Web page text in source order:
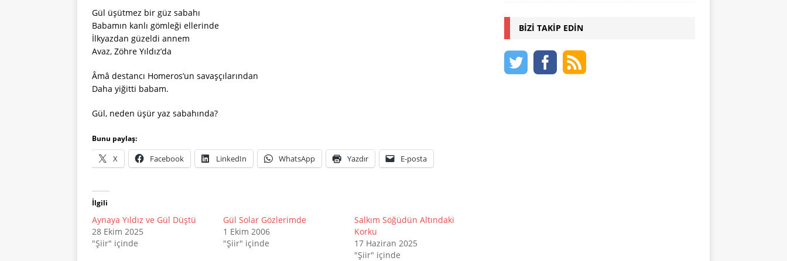
Gül üşütmez bir güz sabahı
Babamın kanlı gömleği ellerinde
İlkyazdan güzeldi annem
Avaz, Zöhre Yıldız’da
Âmâ destancı Homeros’un savaşçılarından
Daha yiğitti babam.
Gül, neden üşür yaz sabahında?
Bunu paylaş:
X Facebook LinkedIn WhatsApp Yazdır E-posta
İlgili
Aynaya Yıldız ve Gül Düştü
28 Ekim 2025
"Şiir" içinde
Gül Solar Gözlerimde
1 Ekim 2006
"Şiir" içinde
Salkım Söğüdün Altındaki
Korku
17 Haziran 2025
"Şiir" içinde
BIZI TAKIP EDIN